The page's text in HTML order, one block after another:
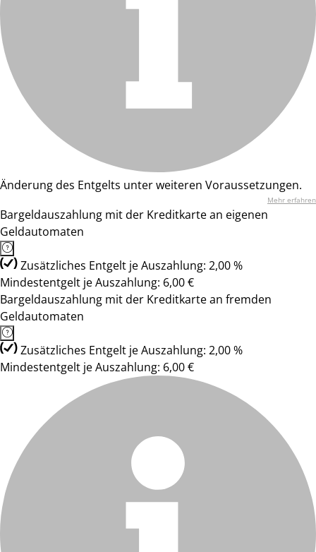
Änderung des Entgelts unter weiteren Voraussetzungen.
Mehr erfahren
Bargeldauszahlung mit der Kreditkarte an eigenen
Geldautomaten
Zusätzliches Entgelt je Auszahlung: 2,00 %
Mindestentgelt je Auszahlung: 6,00 €
Bargeldauszahlung mit der Kreditkarte an fremden
Geldautomaten
Zusätzliches Entgelt je Auszahlung: 2,00 %
Mindestentgelt je Auszahlung: 6,00 €